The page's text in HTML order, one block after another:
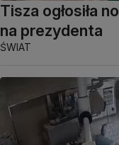
Tisza ogłosiła
na prezydenta
ŚWIAT